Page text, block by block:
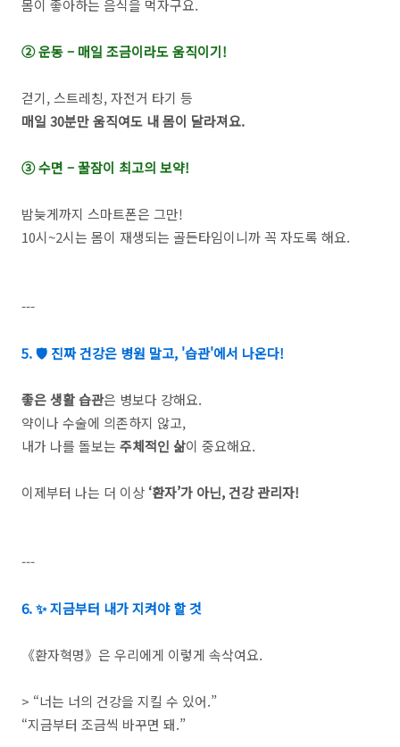
몸이 좋아하는 음식을 먹자구요.
② 운동 – 매일 조금이라도 움직이기!
걷기, 스트레칭, 자전거 타기 등
매일 30분만 움직여도 내 몸이 달라져요.
③ 수면 – 꿀잠이 최고의 보약!
밤늦게까지 스마트폰은 그만!
10시~2시는 몸이 재생되는 골든타임이니까 꼭 자도록 해요.
---
5. 🛡️ 진짜 건강은 병원 말고, '습관'에서 나온다!
좋은 생활 습관은 병보다 강해요.
약이나 수술에 의존하지 않고,
내가 나를 돌보는 주체적인 삶이 중요해요.
이제부터 나는 더 이상 ‘환자’가 아닌, 건강 관리자!
---
6. ✨ 지금부터 내가 지켜야 할 것
《환자혁명》은 우리에게 이렇게 속삭여요.
> “너는 너의 건강을 지킬 수 있어.”
“지금부터 조금씩 바꾸면 돼.”